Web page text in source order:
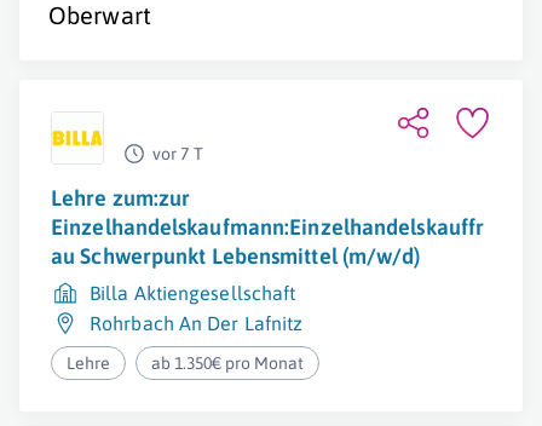
Oberwart
vor 7 T
Lehre zum:zur
Einzelhandelskaufmann:Einzelhandelskauffr
au Schwerpunkt Lebensmittel (m/w/d)
Billa Aktiengesellschaft
Rohrbach An Der Lafnitz
Lehre ab 1.350€ pro Monat